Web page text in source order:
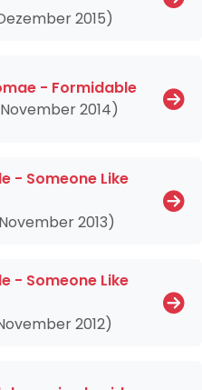
2015)
- Formidable
2014)
- Someone Like
2013)
- Someone Like
2012)